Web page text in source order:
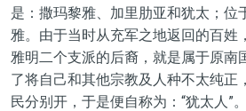
是：撒玛黎雅、加里肋亚和犹太；位
雅。由于当时从充军之地返回的百姓
雅明二个支派的后裔，就是属于原南
了将自己和其他宗教及人种不太纯正
民分别开，于是便自称为：“犹太人”